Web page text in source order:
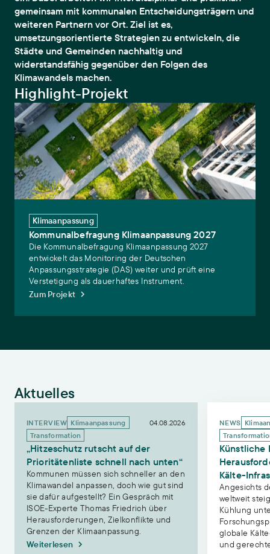
gemeinsam mit kommunalen Entscheidungsträgern und
weiteren Partnern vor Ort. Ziel ist es,
umsetzungsorientierte Strategien zu entwickeln, die
Städte und Gemeinden nachhaltig und
widerstandsfähig gegenüber den Folgen des
Klimawandels machen.
Highlight-Projekt
Kommunalbefragung Klimaanpassung 2027
Klimaanpassung
Kommunalbefragung Klimaanpassung 2027
Die Kommunalbefragung Klimaanpassung 2027
entwickelt das Monitoring der Deutschen
Anpassungsstrategie (DAS) weiter und prüft eine
Verstetigung als dauerhaftes Instrument.
Zum Projekt
Aktuelles
INTERVIEW Klimaanpassung
Transformation
04.08.2026
„Hitzeschutz rutscht auf der
Prioritätenliste schnell nach unten“
Kommunen müssen sich schneller an den
Klimawandel anpassen, doch wie gut sind
sie dafür aufgestellt? Ein Gespräch mit
ISOE-Experte Thomas Friedrich über
Herausforderungen, Zielkonflikte und
Grenzen der Klimaanpassung.
Weiterlesen
NEWS
Künstliche
Kälte-
Angesichts
weltweit
Kühlung
globale
und